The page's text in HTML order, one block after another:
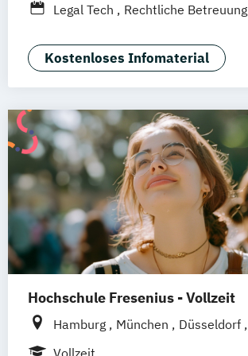
Nürnberg
Legal Tech
Rechtliche Betreuung
Kostenloses Infomaterial
Hochschule Fresenius - Vollzeit
Hamburg München Düsseldorf
Berlin
Vollzeit